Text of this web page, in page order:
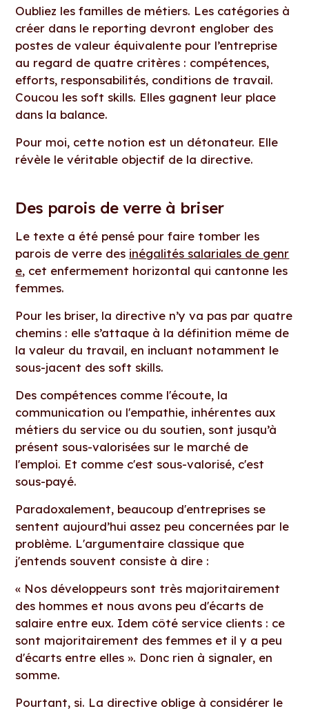
Oubliez les familles de métiers. Les catégories à
créer dans le reporting devront englober des
postes de valeur équivalente pour l’entreprise
au regard de quatre critères : compétences,
efforts, responsabilités, conditions de travail.
Coucou les soft skills. Elles gagnent leur place
dans la balance.
Pour moi, cette notion est un détonateur. Elle
révèle le véritable objectif de la directive.
Des parois de verre à briser
Le texte a été pensé pour faire tomber les
parois de verre des inégalités salariales de genr
e, cet enfermement horizontal qui cantonne les
femmes.
Pour les briser, la directive n’y va pas par quatre
chemins : elle s’attaque à la définition même de
la valeur du travail, en incluant notamment le
sous-jacent des soft skills.
Des compétences comme l'écoute, la
communication ou l'empathie, inhérentes aux
métiers du service ou du soutien, sont jusqu’à
présent sous-valorisées sur le marché de
l'emploi. Et comme c'est sous-valorisé, c'est
sous-payé.
Paradoxalement, beaucoup d'entreprises se
sentent aujourd’hui assez peu concernées par le
problème. L'argumentaire classique que
j'entends souvent consiste à dire :
« Nos développeurs sont très majoritairement
des hommes et nous avons peu d'écarts de
salaire entre eux. Idem côté service clients : ce
sont majoritairement des femmes et il y a peu
d'écarts entre elles ». Donc rien à signaler, en
somme.
Pourtant, si. La directive oblige à considérer le